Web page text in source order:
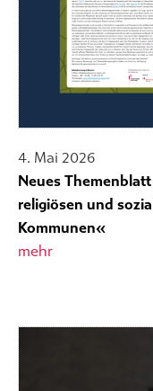
4. Mai 2026
Neues
religiösen und
Kommunen«
mehr